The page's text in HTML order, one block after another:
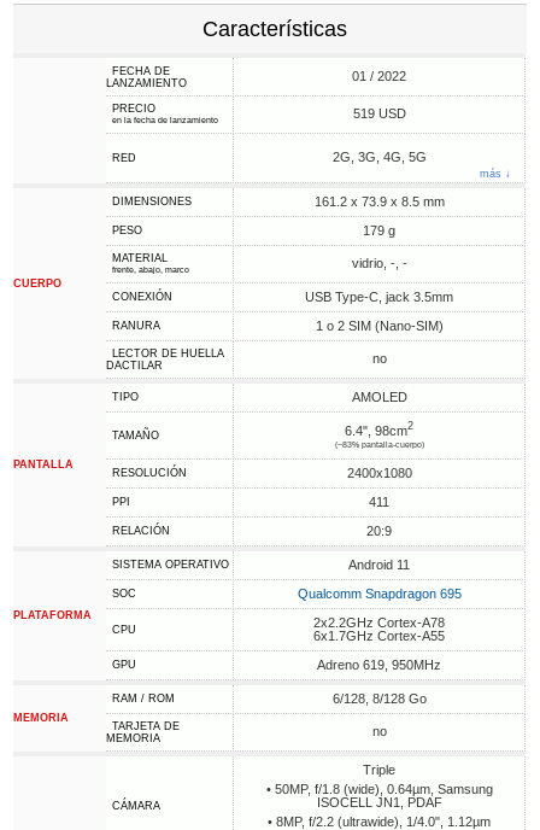
Características
FECHA DE
LANZAMIENTO
01 / 2022
PRECIO
en la fecha de lanzamiento 519 USD
RED 2G, 3G, 4G, 5G
más ↓
CUERPO
DIMENSIONES 161.2 x 73.9 x 8.5 mm
PESO 179 g
MATERIAL
frente, abajo, marco vidrio, -, -
CONEXIÓN USB Type-C, jack 3.5mm
RANURA 1 o 2 SIM (Nano-SIM)
LECTOR DE HUELLA
DACTILAR
no
PANTALLA
TIPO AMOLED
TAMAÑO 6.4", 98cm2
(~83% pantalla-cuerpo)
RESOLUCIÓN 2400x1080
PPI 411
RELACIÓN 20:9
PLATAFORMA
SISTEMA OPERATIVO Android 11
SOC Qualcomm Snapdragon 695
CPU
2x2.2GHz Cortex-A78
6x1.7GHz Cortex-A55
GPU Adreno 619, 950MHz
MEMORIA
RAM / ROM 6/128, 8/128 Go
TARJETA DE
MEMORIA
no
CÁMARA
Triple
• 50MP, f/1.8 (wide), 0.64µm, Samsung
ISOCELL JN1, PDAF
• 8MP, f/2.2 (ultrawide), 1/4.0", 1.12µm